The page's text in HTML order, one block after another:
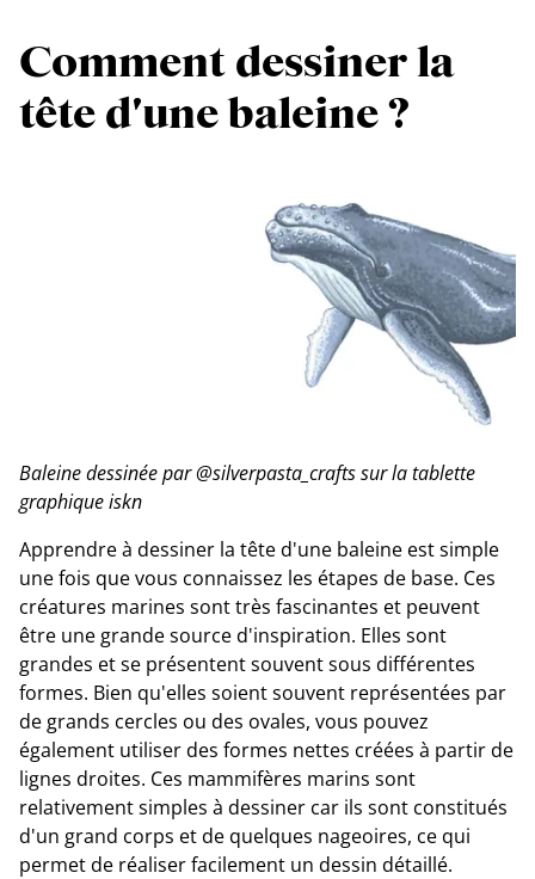
Comment dessiner la
tête d'une baleine ?
Baleine dessinée par @silverpasta_crafts sur la tablette
graphique iskn
Apprendre à dessiner la tête d'une baleine est simple
une fois que vous connaissez les étapes de base. Ces
créatures marines sont très fascinantes et peuvent
être une grande source d'inspiration. Elles sont
grandes et se présentent souvent sous différentes
formes. Bien qu'elles soient souvent représentées par
de grands cercles ou des ovales, vous pouvez
également utiliser des formes nettes créées à partir de
lignes droites. Ces mammifères marins sont
relativement simples à dessiner car ils sont constitués
d'un grand corps et de quelques nageoires, ce qui
permet de réaliser facilement un dessin détaillé.